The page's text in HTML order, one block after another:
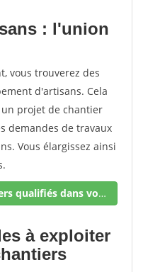
: l'union
vous trouverez des
d'artisans. Cela
projet de chantier
demandes de travaux
Vous élargissez ainsi
Trouver de nouveaux chantiers qualifiés dans votre secteur !
à exploiter